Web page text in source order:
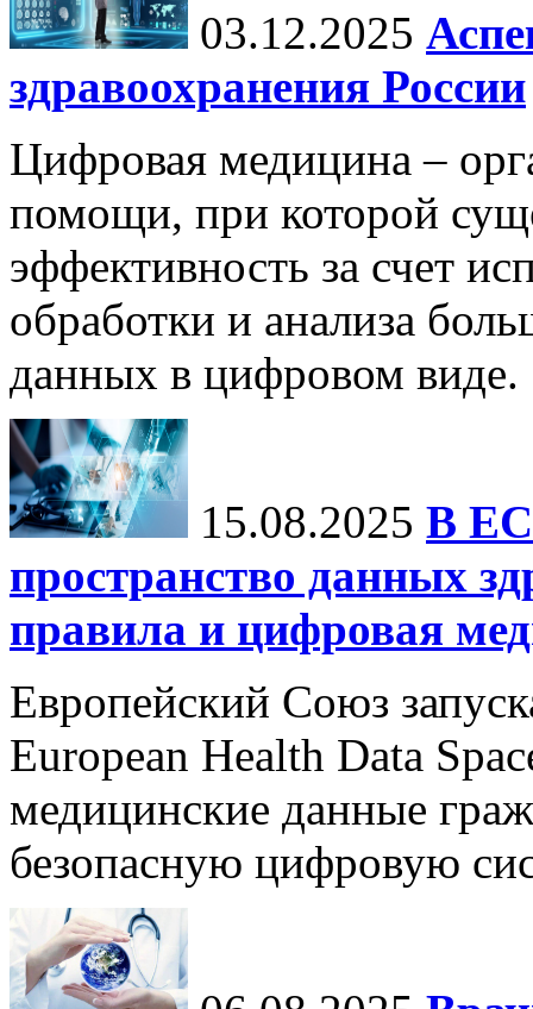
03.12.2025
здравоохранения России
Цифровая медицина –
помощи, при которой
эффективность за счет
обработки и анализа
данных в цифровом виде.
15.08.2025 В ЕС
пространство данных
правила и цифровая
Европейский Союз
European Health Data
медицинские данные
безопасную цифровую